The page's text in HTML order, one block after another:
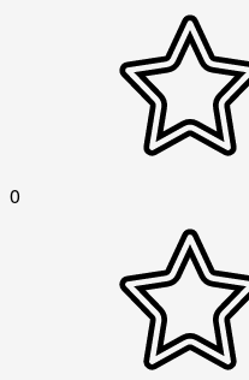
0